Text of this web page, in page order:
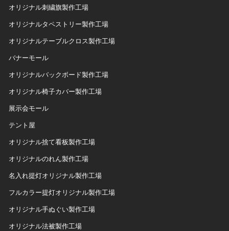
オリジナル刺繍旗製作工場
オリジナルタペストリー製作工場
オリジナルテーブルクロス製作工場
バナーモール
オリジナルバックボード製作工場
オリジナル椅子カバー製作工場
展示会モール
テント屋
オリジナル捨て看板製作工場
オリジナルのれん製作工場
名入れ提灯オリジナル製作工場
フルカラー提灯オリジナル製作工場
オリジナル手ぬぐい製作工場
オリジナル法被製作工場